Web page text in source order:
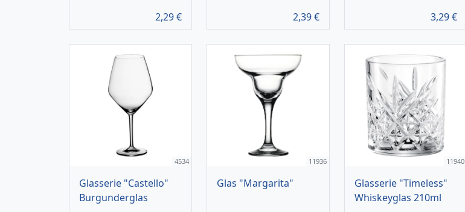
2,29€ 2,39€
3,29€
4534
Glasserie "Castello"
Burgunderglas
11936
Glas "Margarita"
11940
Glasserie "Timeless"
Whiskeyglas 210ml